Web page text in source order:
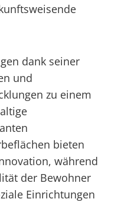
dank seiner
und
zu einem
bieten
während
der Bewohner
Einrichtungen